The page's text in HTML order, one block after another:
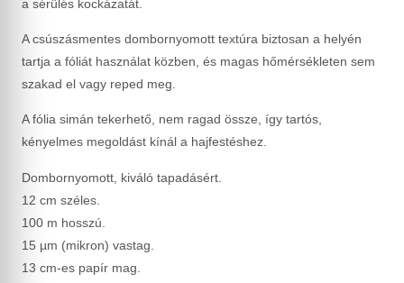
a sérülés kockázatát.
A csúszásmentes dombornyomott textúra biztosan a helyén
tartja a fóliát használat közben, és magas hőmérsékleten sem
szakad el vagy reped meg.
A fólia simán tekerhető, nem ragad össze, így tartós,
kényelmes megoldást kínál a hajfestéshez.
Dombornyomott, kiváló tapadásért.
12 cm széles.
100 m hosszú.
15 µm (mikron) vastag.
13 cm-es papír mag.